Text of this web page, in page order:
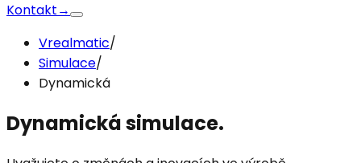
Kontakt→
Vrealmatic/
Simulace/
Dynamická
Dynamická simulace.